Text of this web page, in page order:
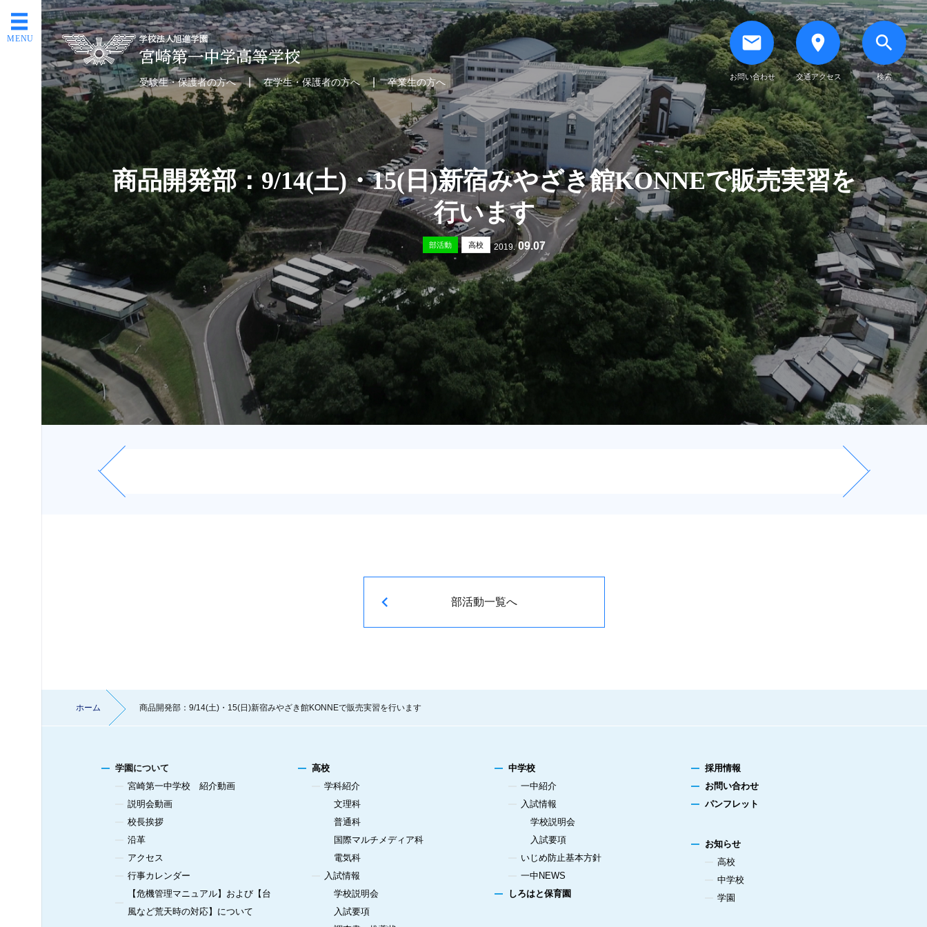
受験生・保護者の方へ 在学生・保護者の方へ 卒業生の方へ
email
お問い合わせ
place
交通アクセス
search
検索
商品開発部：9/14(土)・15(日)新宿みやざき館KONNEで販売実習を
行います
部活動 高校 2019.09.07
部活動一覧へ
ホーム 商品開発部：9/14(土)・15(日)新宿みやざき館KONNEで販売実習を行います
学園について
宮崎第一中学校 紹介動画
説明会動画
校長挨拶
沿革
アクセス
行事カレンダー
【危機管理マニュアル】および【台
風など荒天時の対応】について
高校
学科紹介
文理科
普通科
国際マルチメディア科
電気科
入試情報
学校説明会
入試要項
中学校
一中紹介
入試情報
学校説明会
入試要項
いじめ防止基本方針
一中NEWS
しろはと保育園
採用情報
お問い合わせ
パンフレット
お知らせ
高校
中学校
学園
生・保護者
の方へ
MENU